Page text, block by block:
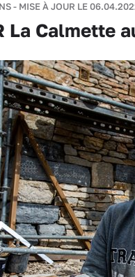
- MISE À JOUR LE
La Calmette